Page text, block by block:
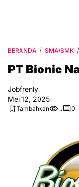
BERANDA SMA/SMK
PT Bionic
Jobfrenly
Mei 12, 2025
Tambahkan ... 0